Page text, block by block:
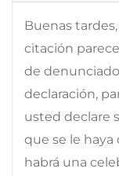
Buenas
citación
de
declaración,
usted declare
que se le haya
habrá una